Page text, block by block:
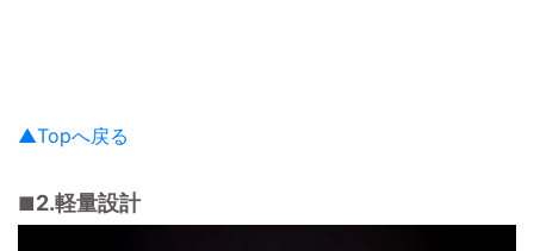
▲Topへ戻る
2.軽量設計